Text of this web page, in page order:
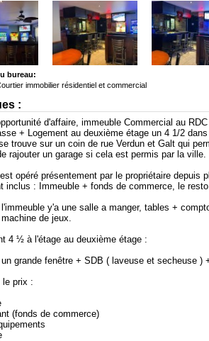
bureau:
immobilier résidentiel et commercial
:
d'affaire, immeuble Commercial au
+ Logement au deuxième étage un 4 1/2
trouve sur un coin de rue Verdun et Galt qui
rajouter un garage si cela est permis par la ville.
opéré présentement par le propriétaire
inclus : Immeuble + fonds de commerce, le
y'a une salle a manger, tables +
de jeux.
4 ½ à l'étage au deuxième étage :
grande fenêtre + SDB ( laveuse et secheuse )
le prix :
(fonds de commerce)